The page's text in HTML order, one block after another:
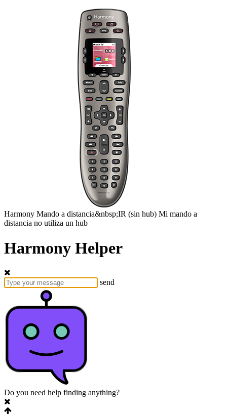
Harmony Mando a distancia&nbsp;IR (sin hub) Mi mando a
distancia no utiliza un hub
Harmony Helper
send
Do you need help finding anything?